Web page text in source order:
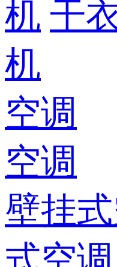
机 干
机
空调
空调
壁挂
式空调